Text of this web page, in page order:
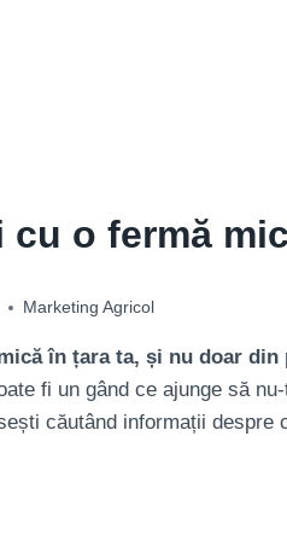
cu o fermă
Marketing Agricol
în țara ta, și nu doar din
fi un gând ce ajunge să
căutând informații